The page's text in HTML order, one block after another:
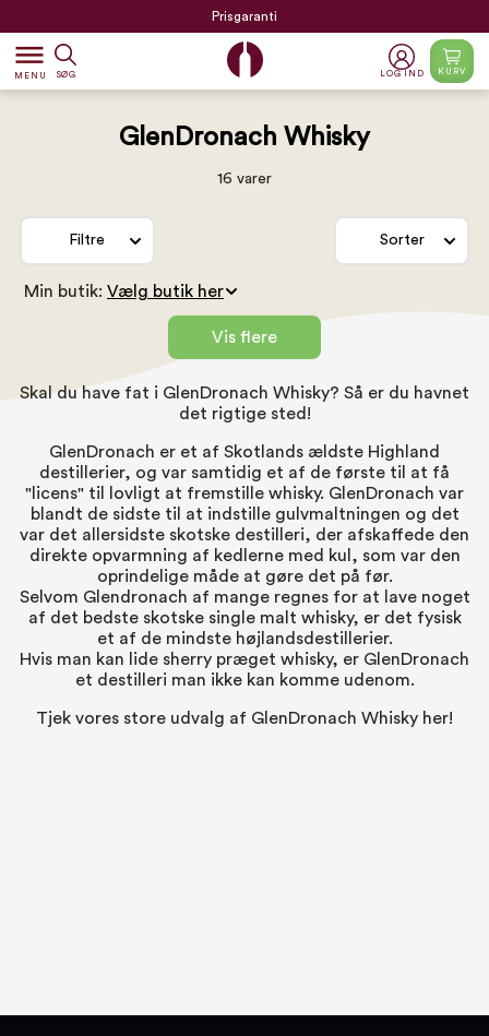
Prisgaranti
dehaze
MENU SØG LOG IND KURV
GlenDronach Whisky
16 varer
Filtre Sorter
Min butik:
Vis flere
Skal du have fat i GlenDronach Whisky? Så er du havnet
det rigtige sted!
GlenDronach er et af Skotlands ældste Highland
destillerier, og var samtidig et af de første til at få
"licens" til lovligt at fremstille whisky. GlenDronach var
blandt de sidste til at indstille gulvmaltningen og det
var det allersidste skotske destilleri, der afskaffede den
direkte opvarmning af kedlerne med kul, som var den
oprindelige måde at gøre det på før.
Selvom Glendronach af mange regnes for at lave noget
af det bedste skotske single malt whisky, er det fysisk
et af de mindste højlandsdestillerier.
Hvis man kan lide sherry præget whisky, er GlenDronach
et destilleri man ikke kan komme udenom.
Tjek vores store udvalg af GlenDronach Whisky her!